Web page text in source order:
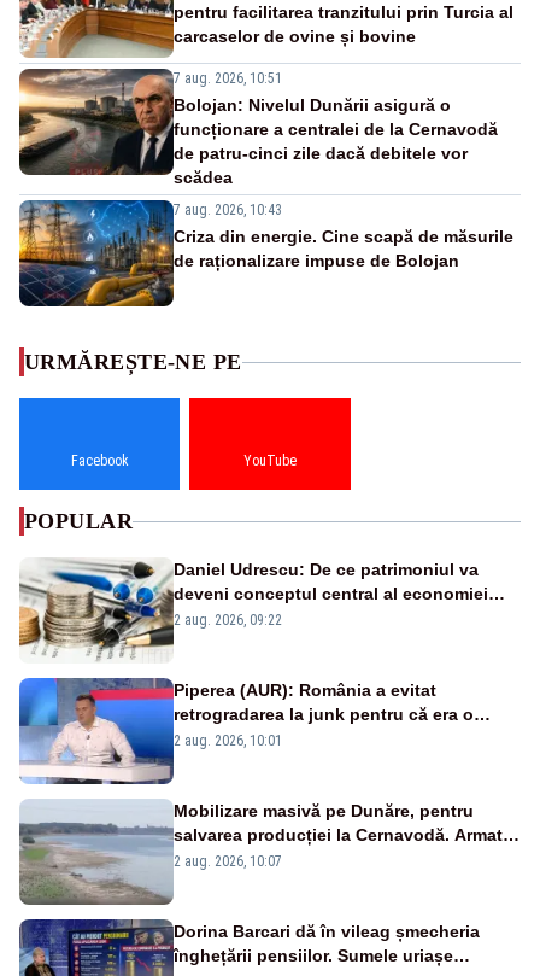
pentru facilitarea tranzitului prin Turcia al
carcaselor de ovine și bovine
7 aug. 2026, 10:51
Bolojan: Nivelul Dunării asigură o
funcționare a centralei de la Cernavodă
de patru-cinci zile dacă debitele vor
scădea
7 aug. 2026, 10:43
Criza din energie. Cine scapă de măsurile
de raționalizare impuse de Bolojan
URMĂREȘTE-NE PE
Facebook YouTube
POPULAR
Daniel Udrescu: De ce patrimoniul va
deveni conceptul central al economiei
viitoare?
2 aug. 2026, 09:22
Piperea (AUR): România a evitat
retrogradarea la junk pentru că era o
catastrofă pentru bănci și fondurile de
2 aug. 2026, 10:01
Mobilizare masivă pe Dunăre, pentru
salvarea producției la Cernavodă. Armata
va detona o stâncă și va devia apa
2 aug. 2026, 10:07
Dorina Barcari dă în vileag șmecheria
înghețării pensiilor. Sumele uriașe